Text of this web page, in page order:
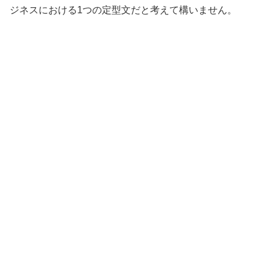
ジネスにおける1つの定型文だと考えて構いません。